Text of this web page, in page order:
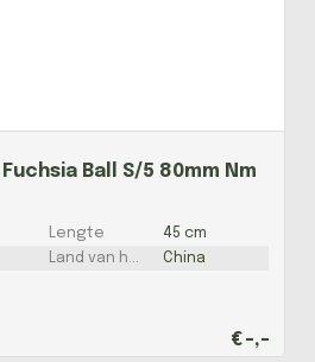
Ball S/5 80mm Nm
Lengte
45 cm
Land van herkomst
China
€-,-